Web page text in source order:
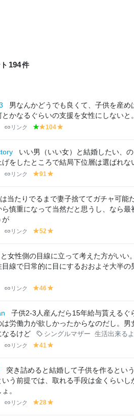
194件
男なんかどうでも良くて、子供を産
かなるぐらいの支援を女性にしないと
リンク
g
e
e
n
y
w
104
lo
w
いい男（いい女）と結婚したい、
をしたところで結局下位層は選ばれな
リンク
y
lo
w
91
lo
w
当たりでるまで妻子捨ててガチャ可能
ら慎重になって当然だと思うし、なら
が
リンク
y
lo
w
52
lo
w
と女性側の目線に立って考えた方がい
線で日常的に目にするおおよそ大半
リンク
y
lo
w
46
lo
子供2-3人産んだら15年給与貰えるぐ
は労働力が欲しかったからなのだし。
なるけど
シングルマザー 生活出来る
リンク
y
lo
w
41
lo
w
突き詰めると結婚して子供を作るとい
いう前提では、取れる手段は金くらい
。
リンク
y
28